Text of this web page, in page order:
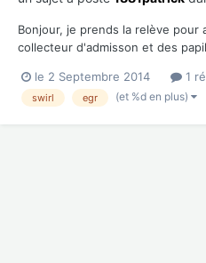
Bonjour, je prends la relève pour
collecteur d'admisson et des
d'admission, 4 principaux et 4
conduit secondaire, un volet (le
le 2 Septembre 2014 1
swirl egr (et %d en plus)